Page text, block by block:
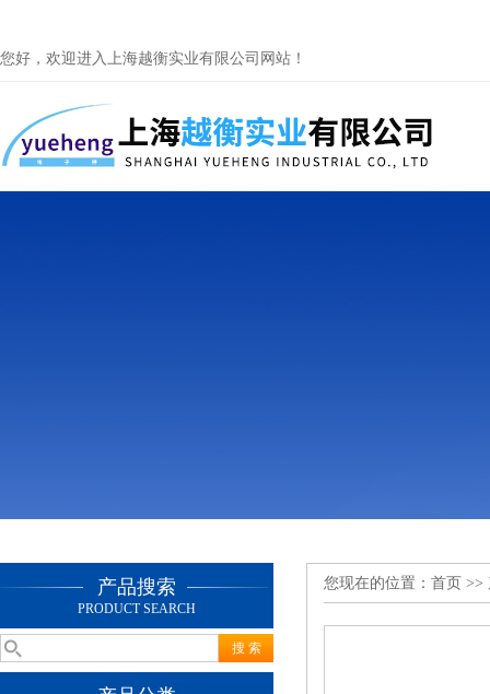
您好，欢迎进入上海越衡实业有限公司网站！
产品搜索
PRODUCT SEARCH
您现在的位置： 首页 >>